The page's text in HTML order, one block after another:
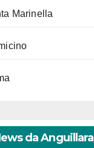
Marinella
da Anguillara